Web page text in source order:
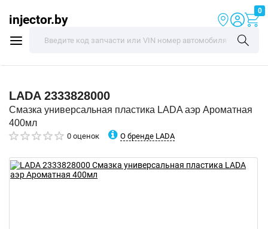
injector.by
0
LADA 2333828000
Смазка универсальная пластика LADA аэр Ароматная
400мл
0 оценок О бренде LADA